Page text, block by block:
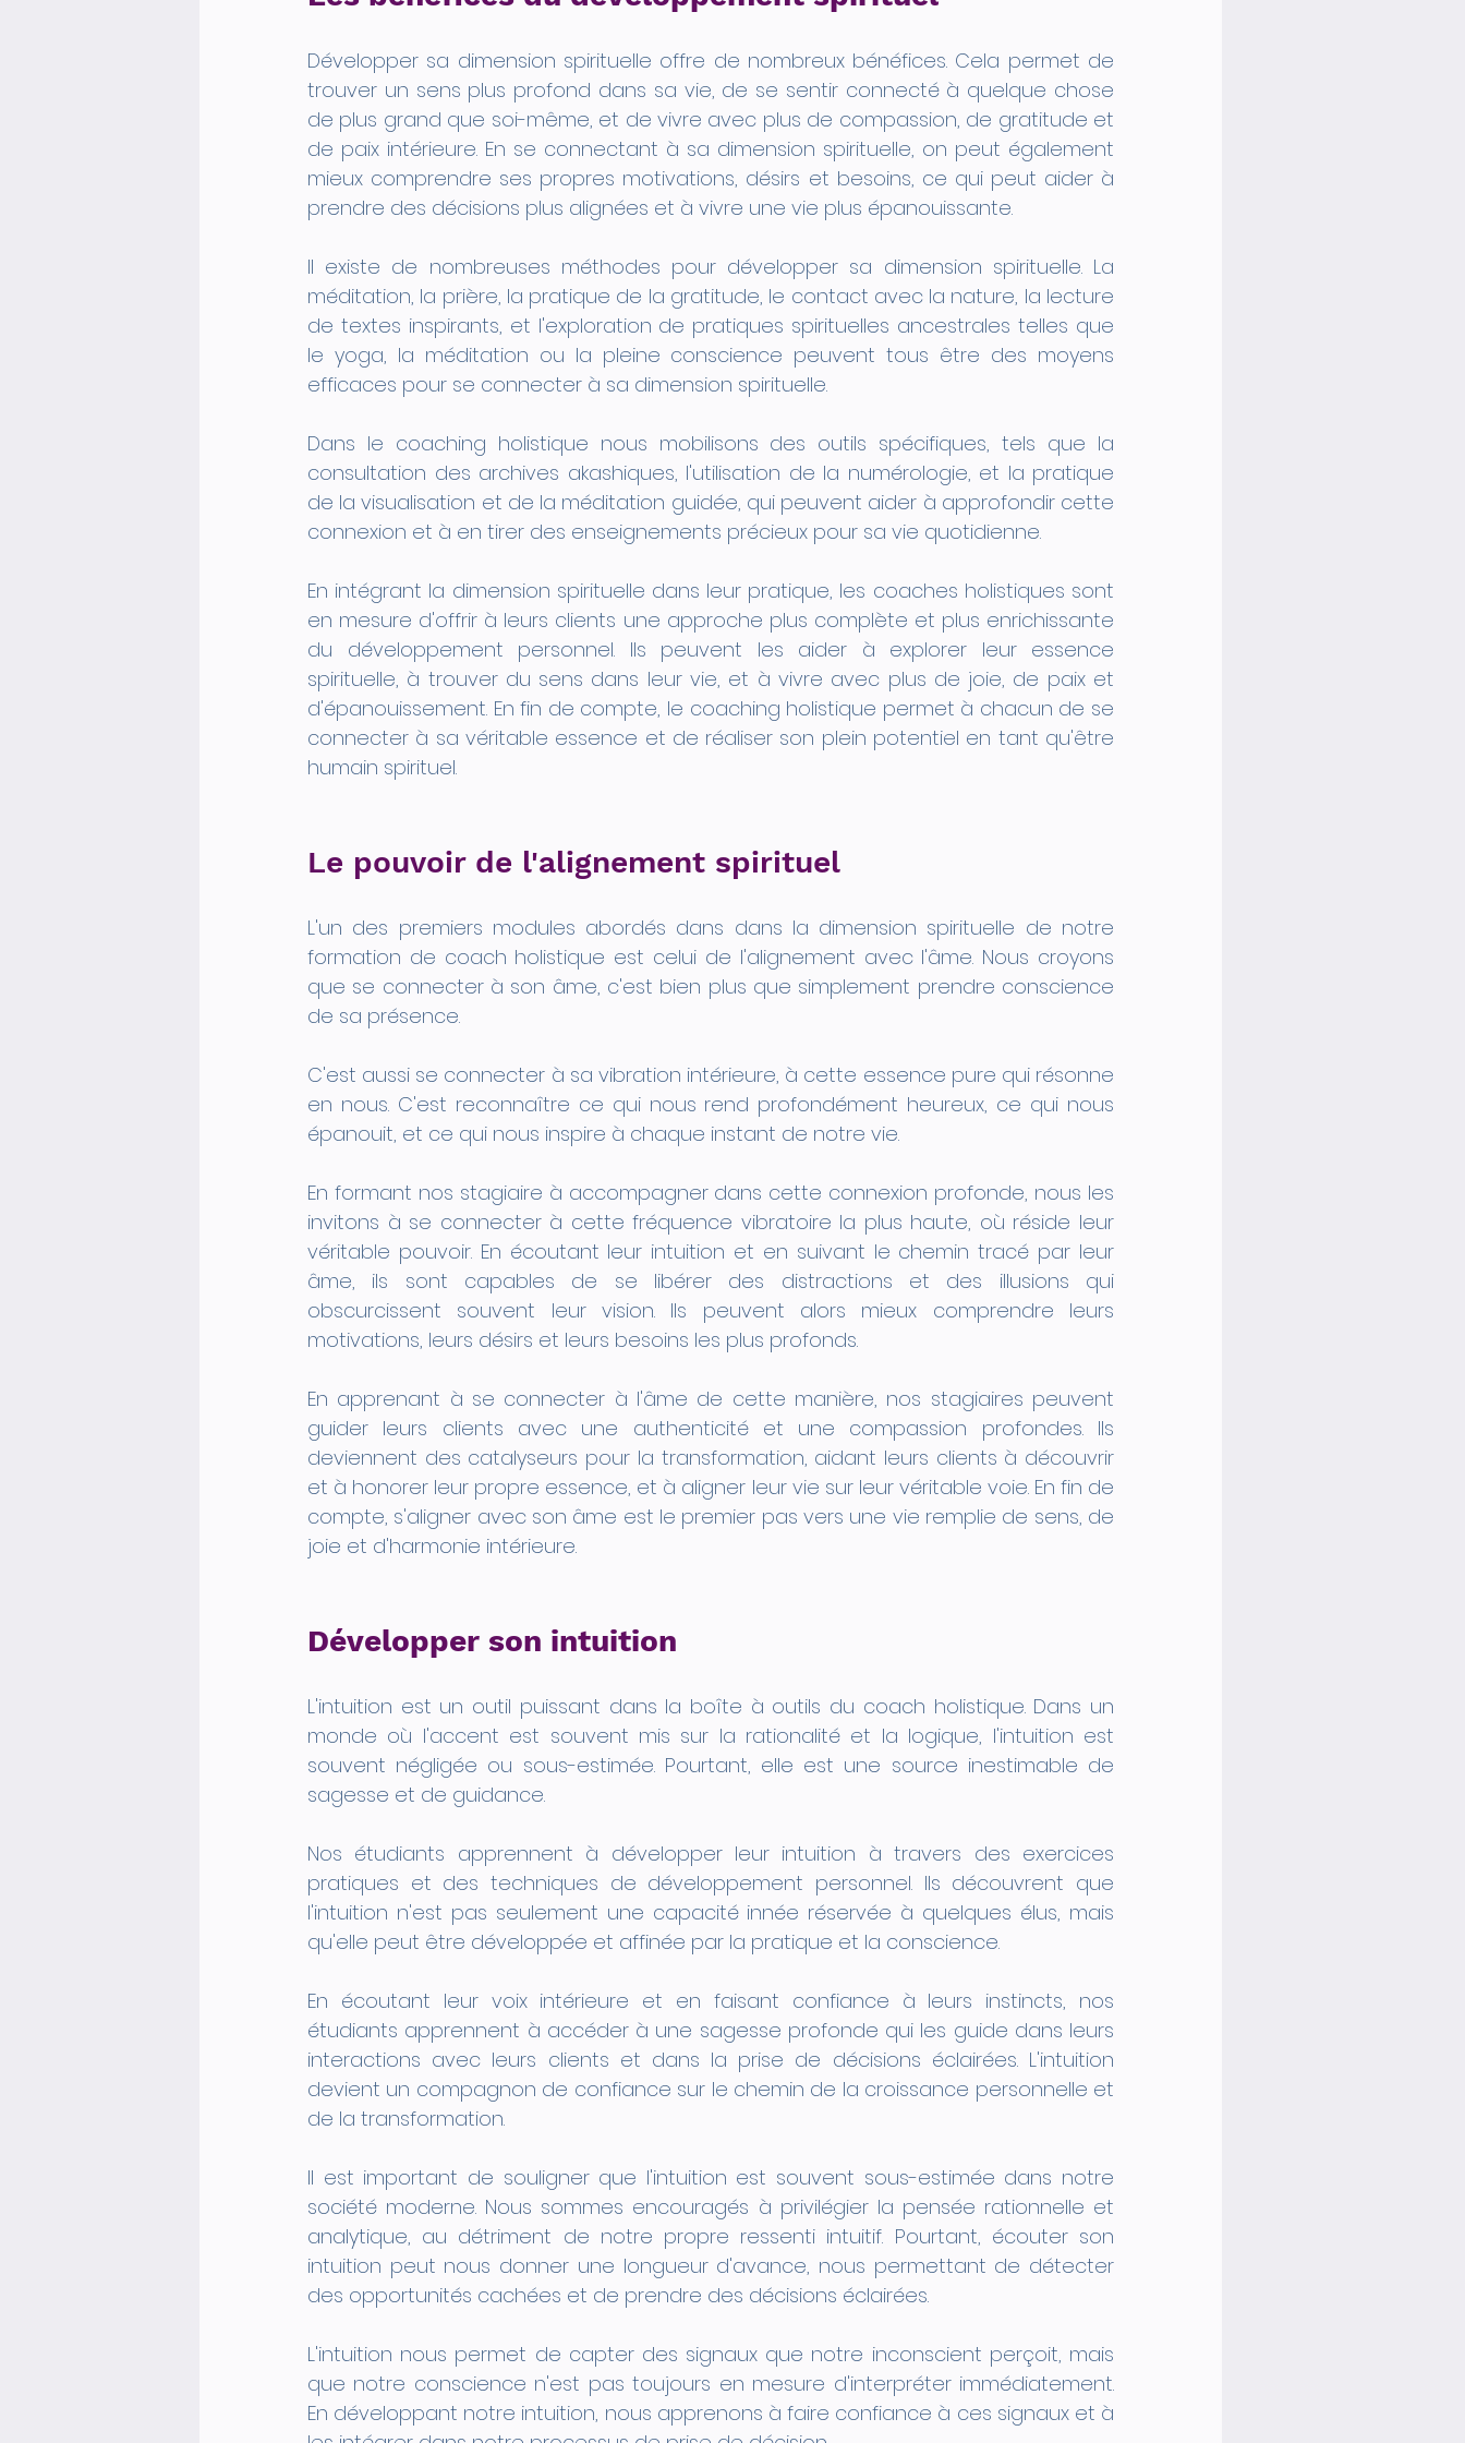
Développer sa dimension spirituelle offre de nombreux bénéfices. Cela permet de
trouver un sens plus profond dans sa vie, de se sentir connecté à quelque chose
de plus grand que soi-même, et de vivre avec plus de compassion, de gratitude et
de paix intérieure. En se connectant à sa dimension spirituelle, on peut également
mieux comprendre ses propres motivations, désirs et besoins, ce qui peut aider à
prendre des décisions plus alignées et à vivre une vie plus épanouissante.
Il existe de nombreuses méthodes pour développer sa dimension spirituelle. La
méditation, la prière, la pratique de la gratitude, le contact avec la nature, la lecture
de textes inspirants, et l'exploration de pratiques spirituelles ancestrales telles que
le yoga, la méditation ou la pleine conscience peuvent tous être des moyens
efficaces pour se connecter à sa dimension spirituelle.
Dans le coaching holistique nous mobilisons des outils spécifiques, tels que la
consultation des archives akashiques, l'utilisation de la numérologie, et la pratique
de la visualisation et de la méditation guidée, qui peuvent aider à approfondir cette
connexion et à en tirer des enseignements précieux pour sa vie quotidienne.
En intégrant la dimension spirituelle dans leur pratique, les coaches holistiques sont
en mesure d'offrir à leurs clients une approche plus complète et plus enrichissante
du développement personnel. Ils peuvent les aider à explorer leur essence
spirituelle, à trouver du sens dans leur vie, et à vivre avec plus de joie, de paix et
d'épanouissement. En fin de compte, le coaching holistique permet à chacun de se
connecter à sa véritable essence et de réaliser son plein potentiel en tant qu'être
humain spirituel.
Le pouvoir de l'alignement spirituel
L'un des premiers modules abordés dans dans la dimension spirituelle de notre
formation de coach holistique est celui de l'alignement avec l'âme. Nous croyons
que se connecter à son âme, c'est bien plus que simplement prendre conscience
de sa présence.
C'est aussi se connecter à sa vibration intérieure, à cette essence pure qui résonne
en nous. C'est reconnaître ce qui nous rend profondément heureux, ce qui nous
épanouit, et ce qui nous inspire à chaque instant de notre vie.
En formant nos stagiaire à accompagner dans cette connexion profonde, nous les
invitons à se connecter à cette fréquence vibratoire la plus haute, où réside leur
véritable pouvoir. En écoutant leur intuition et en suivant le chemin tracé par leur
âme, ils sont capables de se libérer des distractions et des illusions qui
obscurcissent souvent leur vision. Ils peuvent alors mieux comprendre leurs
motivations, leurs désirs et leurs besoins les plus profonds.
En apprenant à se connecter à l'âme de cette manière, nos stagiaires peuvent
guider leurs clients avec une authenticité et une compassion profondes. Ils
deviennent des catalyseurs pour la transformation, aidant leurs clients à découvrir
et à honorer leur propre essence, et à aligner leur vie sur leur véritable voie. En fin de
compte, s'aligner avec son âme est le premier pas vers une vie remplie de sens, de
joie et d'harmonie intérieure.
Développer son intuition
L'intuition est un outil puissant dans la boîte à outils du coach holistique. Dans un
monde où l'accent est souvent mis sur la rationalité et la logique, l'intuition est
souvent négligée ou sous-estimée. Pourtant, elle est une source inestimable de
sagesse et de guidance.
Nos étudiants apprennent à développer leur intuition à travers des exercices
pratiques et des techniques de développement personnel. Ils découvrent que
l'intuition n'est pas seulement une capacité innée réservée à quelques élus, mais
qu'elle peut être développée et affinée par la pratique et la conscience.
En écoutant leur voix intérieure et en faisant confiance à leurs instincts, nos
étudiants apprennent à accéder à une sagesse profonde qui les guide dans leurs
interactions avec leurs clients et dans la prise de décisions éclairées. L'intuition
devient un compagnon de confiance sur le chemin de la croissance personnelle et
de la transformation.
Il est important de souligner que l'intuition est souvent sous-estimée dans notre
société moderne. Nous sommes encouragés à privilégier la pensée rationnelle et
analytique, au détriment de notre propre ressenti intuitif. Pourtant, écouter son
intuition peut nous donner une longueur d'avance, nous permettant de détecter
des opportunités cachées et de prendre des décisions éclairées.
L'intuition nous permet de capter des signaux que notre inconscient perçoit, mais
que notre conscience n'est pas toujours en mesure d'interpréter immédiatement.
En développant notre intuition, nous apprenons à faire confiance à ces signaux et à